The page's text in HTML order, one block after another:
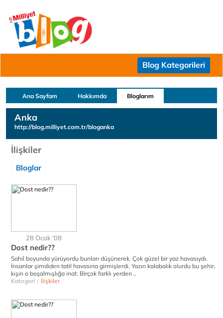
Blog Kategorileri
Ana Sayfam Hakkımda Bloglarım
Anka
http://blog.milliyet.com.tr/bloganka
İlişkiler
Bloglar
28 Ocak '08
Dost nedir??
Sahil boyunda yürüyordu bunları düşünerek. Çok güzel bir yaz havasıydı.
İnsanlar şimdiden tatil havasına girmişlerdi. Yazın kalabalık olurdu bu şehir,
kışın o boşalmışlığa inat. Birçok farklı yerden ..
Kategori : İlişkiler